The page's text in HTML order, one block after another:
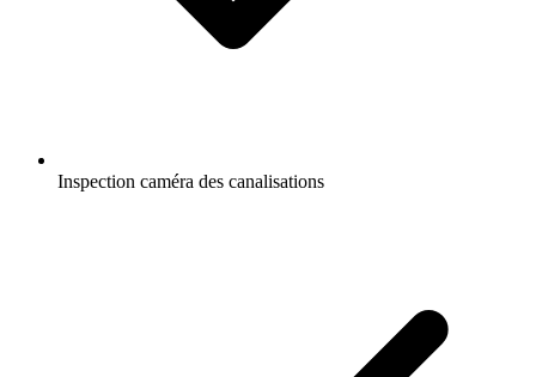
Inspection caméra des canalisations